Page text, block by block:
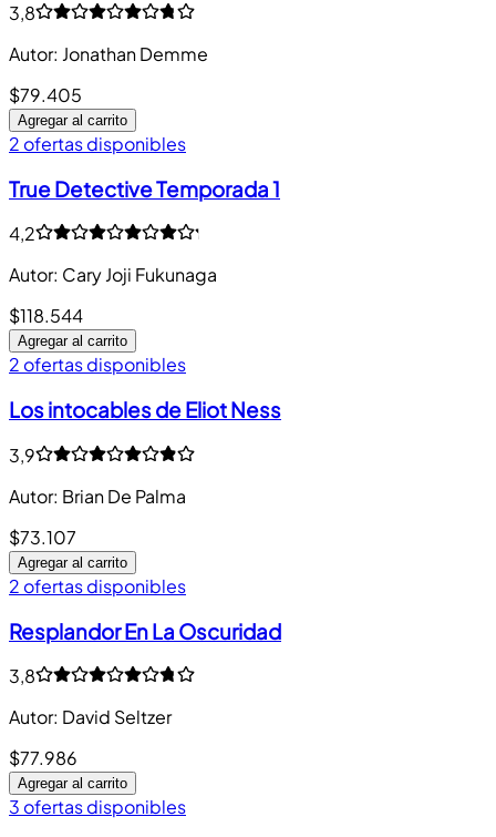
3,8
Autor: Jonathan Demme
$79.405
Agregar al carrito
2 ofertas disponibles
True Detective Temporada 1
4,2
Autor: Cary Joji Fukunaga
$118.544
Agregar al carrito
2 ofertas disponibles
Los intocables de Eliot Ness
3,9
Autor: Brian De Palma
$73.107
Agregar al carrito
2 ofertas disponibles
Resplandor En La Oscuridad
3,8
Autor: David Seltzer
$77.986
Agregar al carrito
3 ofertas disponibles